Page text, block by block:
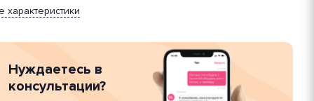
характеристики
Нуждаетесь в
консультации?